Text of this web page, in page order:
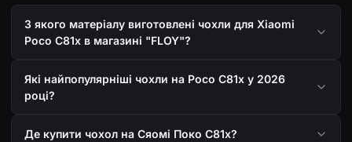
З якого матеріалу виготовлені чохли для Xiaomi
Poco C81x в магазині "FLOY"?
Які найпопулярніші чохли на Poco C81x у 2026
році?
Де купити чохол на Сяомі Поко С81х?